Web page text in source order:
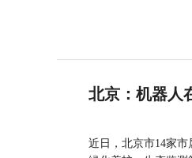
北京：机器人
近日，北京市14家